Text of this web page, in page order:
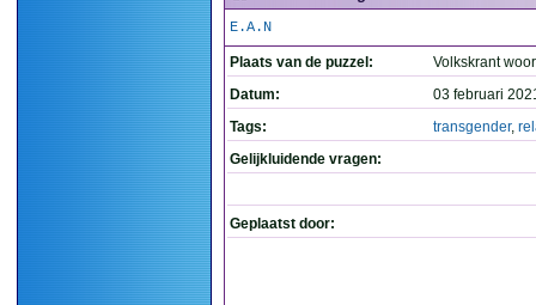
E.A.N
Plaats van de puzzel:
Volkskrant
Datum:
03 februari
Tags:
transgender,
Gelijkluidende vragen:
Geplaatst door: